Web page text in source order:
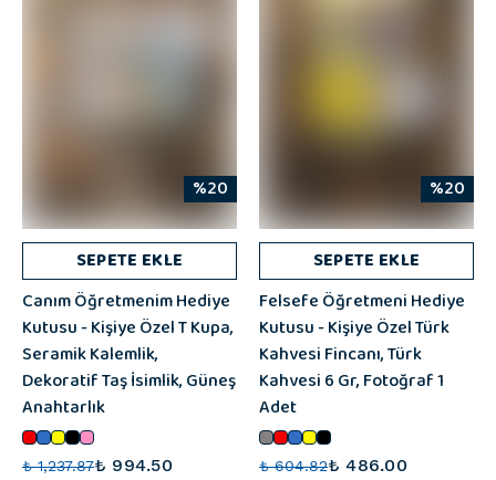
%20
SEPETE EKLE
Canım Öğretmenim Hediye
Kutusu - Kişiye Özel T Kupa,
Seramik Kalemlik,
Dekoratif Taş İsimlik, Güneş
Anahtarlık
₺ 1,237.87₺ 994.50
%20
SEPETE EKLE
Felsefe Öğretmeni Hediye
Kutusu - Kişiye Özel Türk
Kahvesi Fincanı, Türk
Kahvesi 6 Gr, Fotoğraf 1
Adet
₺ 604.82₺ 486.00